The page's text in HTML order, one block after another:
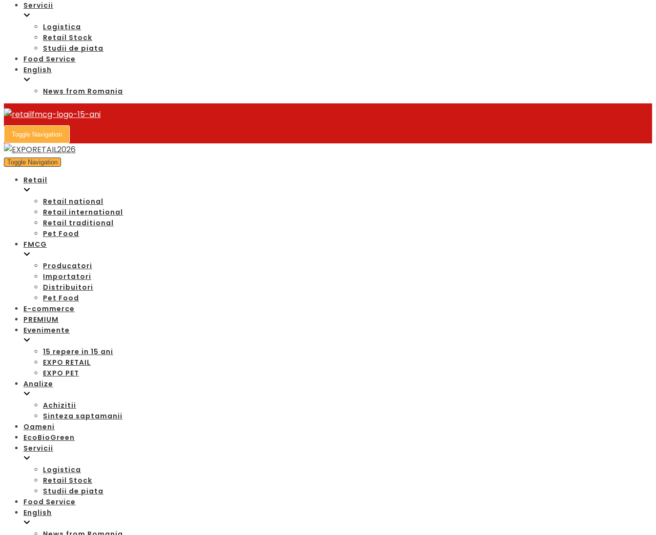
Servicii
Logistica
Retail Stock
Studii de piata
Food Service
English
News from Romania
Toggle Navigation
Toggle Navigation
Retail
Retail national
Retail international
Retail traditional
Pet Food
FMCG
Producatori
Importatori
Distribuitori
Pet Food
E-commerce
PREMIUM
Evenimente
15 repere in 15 ani
EXPO RETAIL
EXPO PET
Analize
Achizitii
Sinteza saptamanii
Oameni
EcoBioGreen
Servicii
Logistica
Retail Stock
Studii de piata
Food Service
English